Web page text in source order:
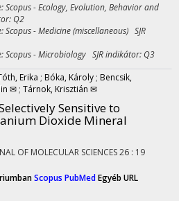
- Ecology, Evolution, Behavior and
Q2
- Medicine (miscellaneous) SJR
- Microbiology SJR indikátor: Q3
Erika ; Bóka, Károly ; Bencsik,
✉ ; Tárnok, Krisztián ✉
Sensitive to
Dioxide Mineral
OF MOLECULAR SCIENCES26 : 19
Scopus PubMedEgyéb URL